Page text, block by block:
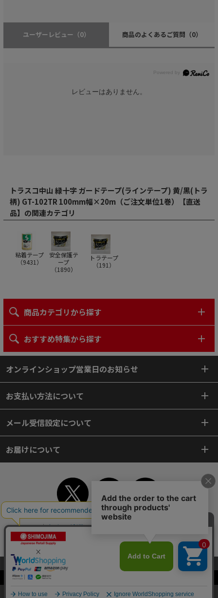
当サイトはクッキー（Cookie）を使用しています。Cookieの使用に同意いた
だける場合は「OK」をクリックしてください。
OK
ユーザーレビュー （0） 商品のよくあるご質問 （0）
レビューはありません。
トラスコ中山 緑十字 ガードテープ(ラインテープ) 黄/黒(トラ
柄) GT-102TR 100mm幅×20m（ご注文単位1巻）【直送
品】の関連カテゴリ
粘着テープ
（9431）
安全保護テ
ープ
（1890）
トラテープ
（191 ）
商品カテゴリから探す
おすすめ特集から探す
オンラインショップ営業日のお知らせ
お支払い方法について
メール受信設定について
お届けについて
TOP 初めてご利用のお客様へ
個人情報保護方針
よくあるご質問
お問い合わせ
ピンポイントサーチ
サイトマップ
WEBカタログ 英語版TOP
Copyright© 2018 SHIMOJIMA Co.,Ltd. All Rights Reserved.